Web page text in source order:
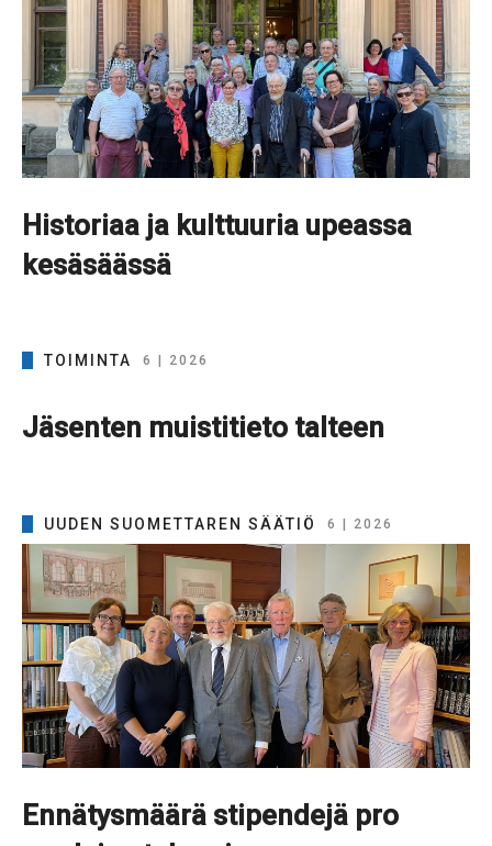
Historiaa ja kulttuuria upeassa
kesäsäässä
TOIMINTA 6 | 2026
Jäsenten muistitieto talteen
UUDEN SUOMETTAREN SÄÄTIÖ 6 | 2026
Ennätysmäärä stipendejä pro